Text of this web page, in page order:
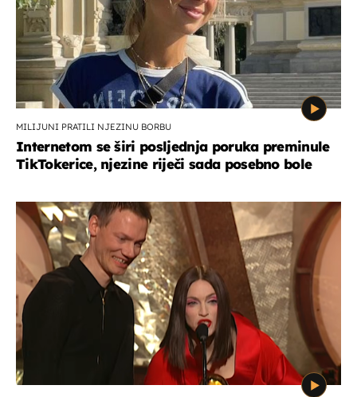
MILIJUNI PRATILI NJEZINU BORBU
Internetom se širi posljednja poruka preminule
TikTokerice, njezine riječi sada posebno bole